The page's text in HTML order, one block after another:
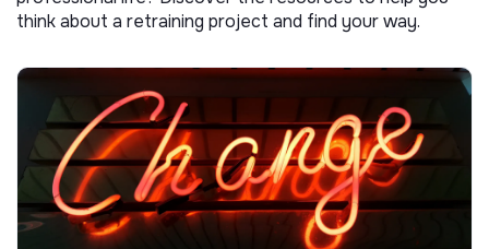
think about a retraining project and find your way.